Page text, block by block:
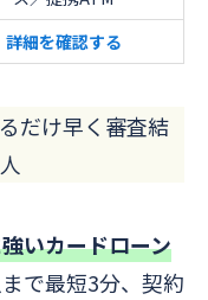
詳細を確認する
だけ早く審査結
いカードローン
で最短3分、契約